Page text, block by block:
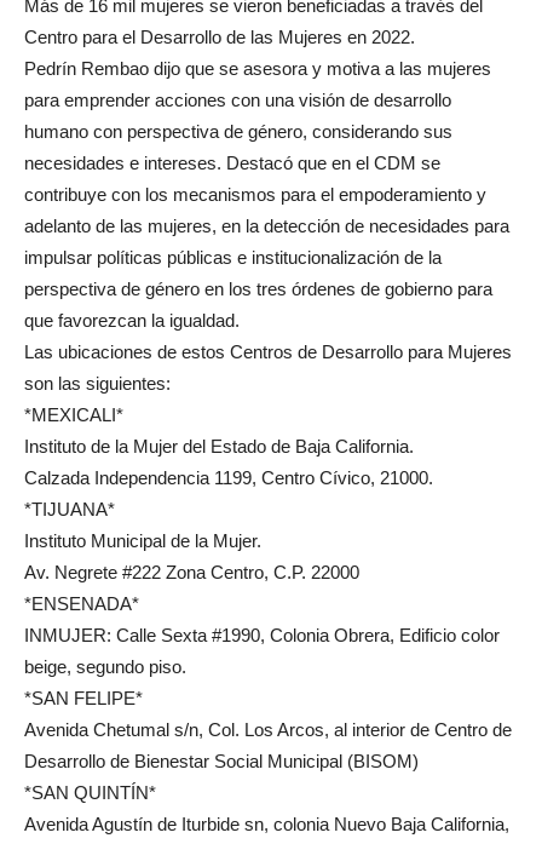
Más de 16 mil mujeres se vieron beneficiadas a través del
Centro para el Desarrollo de las Mujeres en 2022.
Pedrín Rembao dijo que se asesora y motiva a las mujeres
para emprender acciones con una visión de desarrollo
humano con perspectiva de género, considerando sus
necesidades e intereses. Destacó que en el CDM se
contribuye con los mecanismos para el empoderamiento y
adelanto de las mujeres, en la detección de necesidades para
impulsar políticas públicas e institucionalización de la
perspectiva de género en los tres órdenes de gobierno para
que favorezcan la igualdad.
Las ubicaciones de estos Centros de Desarrollo para Mujeres
son las siguientes:
*MEXICALI*
Instituto de la Mujer del Estado de Baja California.
Calzada Independencia 1199, Centro Cívico, 21000.
*TIJUANA*
Instituto Municipal de la Mujer.
Av. Negrete #222 Zona Centro, C.P. 22000
*ENSENADA*
INMUJER: Calle Sexta #1990, Colonia Obrera, Edificio color
beige, segundo piso.
*SAN FELIPE*
Avenida Chetumal s/n, Col. Los Arcos, al interior de Centro de
Desarrollo de Bienestar Social Municipal (BISOM)
*SAN QUINTÍN*
Avenida Agustín de Iturbide sn, colonia Nuevo Baja California,